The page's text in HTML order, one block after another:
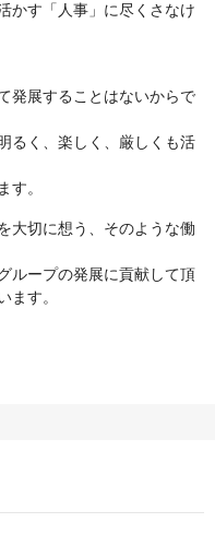
かす「人事」に尽くさなけ
発展することはないからで
るく、楽しく、厳しくも活
す。
大切に想う、そのような働
ループの発展に貢献して頂
ます。